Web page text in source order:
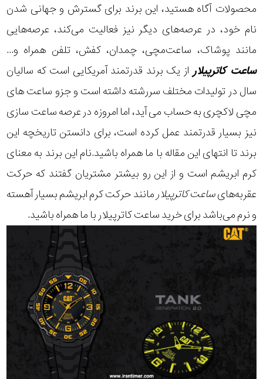
محصولات آگاه هستید، این برند برای گسترش و جهانی شدن
نام خود، در عرصه‌های دیگر نیز فعالیت می‌کند، عرصه‌هایی
مانند پوشاک، ساعت‌مچی، چمدان، کفش، تلفن همراه و...
ساعت کاترپیلار از یک برند قدرتمند آمریکایی است که سالیان
سال در تولیدات مختلف سررشته داشته است و جزو ساعت های
مچی لاکچریبه حساب می آید، اما امروزه در عرصه ساعت سازی
نیز بسیار قدرتمند عمل کرده است، برای دانستن تاریخچه این
برند تا انتهای این مقاله با ما همراه باشید.نام این برند به معنای
کرم ابریشم است و از این رو بیشتر مشتریان گفتند که حرکت
عقربه‌هایساعت کاترپیلارمانند حرکت کرم ابریشم بسیار آهسته
و نرم می‌باشد برایخرید ساعت کاترپیلار با ما همراه باشید.